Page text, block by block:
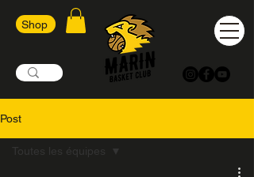
Shop
Post
Toutes les équipes